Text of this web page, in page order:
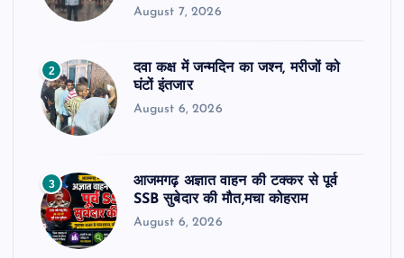
August 7, 2026
2
दवा कक्ष में जन्मदिन का जश्न, मरीजों को
घंटों इंतजार
August 6, 2026
3
आजमगढ़ अज्ञात वाहन की टक्कर से पूर्व
SSB सुबेदार की मौत,मचा कोहराम
August 6, 2026